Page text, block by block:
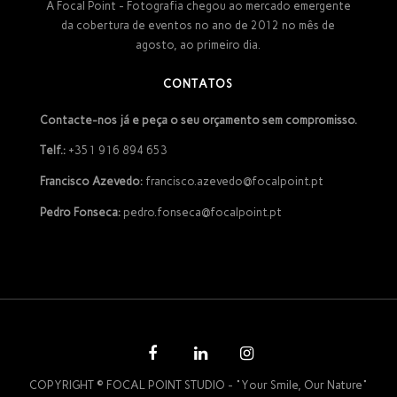
A Focal Point - Fotografia chegou ao mercado emergente
da cobertura de eventos no ano de 2012 no mês de
agosto, ao primeiro dia.
CONTATOS
Contacte-nos já e peça o seu orçamento sem compromisso.
Telf.:+351 916 894 653
Francisco Azevedo:francisco.azevedo@focalpoint.pt
Pedro Fonseca:pedro.fonseca@focalpoint.pt
COPYRIGHT © FOCAL POINT STUDIO - "Your Smile, Our Nature"